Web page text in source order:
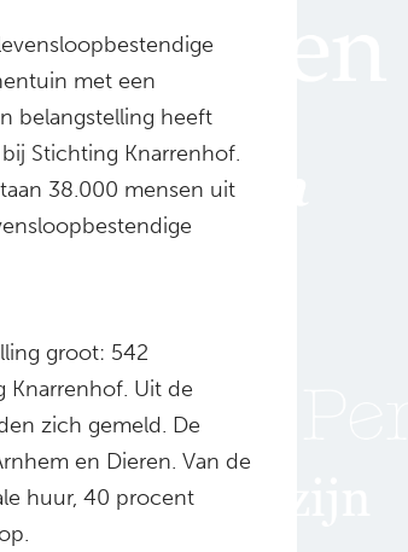
met een
belangstelling heeft
Stichting Knarrenhof.
38.000 mensen uit
groot: 542
Knarrenhof. Uit de
zich gemeld. De
en Dieren. Van de
huur, 40 procent